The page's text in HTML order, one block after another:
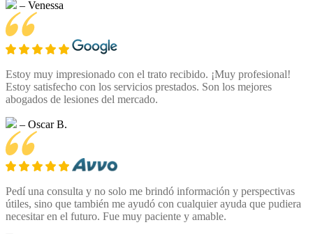
– Venessa
Estoy muy impresionado con el trato recibido. ¡Muy profesional!
Estoy satisfecho con los servicios prestados. Son los mejores
abogados de lesiones del mercado.
– Oscar B.
Pedí una consulta y no solo me brindó información y perspectivas
útiles, sino que también me ayudó con cualquier ayuda que pudiera
necesitar en el futuro. Fue muy paciente y amable.